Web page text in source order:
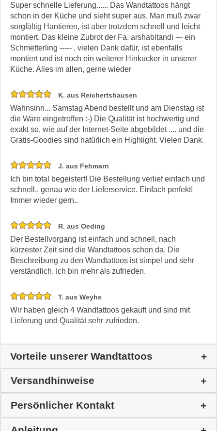
Super schnelle Lieferung...... Das Wandtattoos hängt
schon in der Küche und sieht super aus. Man muß zwar
sorgfältig Hantieren, ist aber trotzdem schnell und leicht
montiert. Das kleine Zubrot der Fa. arshabitandi --- ein
Schmetterling ----- , vielen Dank dafür, ist ebenfalls
montiert und ist noch ein weiterer Hinkucker in unserer
Küche. Alles im allen, gerne wieder
K. aus Reichertshausen
Wahnsinn... Samstag Abend bestellt und am Dienstag ist
die Ware eingetroffen :-) Die Qualität ist hochwertig und
exakt so, wie auf der Internet-Seite abgebildet .... und die
Gratis-Goodies sind natürlich ein Highlight. Vielen Dank.
J. aus Fehmarn
Ich bin total begeistert! Die Bestellung verlief einfach und
schnell.. genau wie der Lieferservice. Einfach perfekt!
Immer wieder gern..
R. aus Oeding
Der Bestellvorgang ist einfach und schnell, nach
kürzester Zeit sind die Wandtattoos schon da. Die
Beschreibung zu den Wandtattoos ist simpel und sehr
verständlich. Ich bin mehr als zufrieden.
T. aus Weyhe
Wir haben gleich 4 Wandtattoos gekauft und sind mit
Lieferung und Qualität sehr zufrieden.
Vorteile unserer Wandtattoos
Versandhinweise
Persönlicher Kontakt